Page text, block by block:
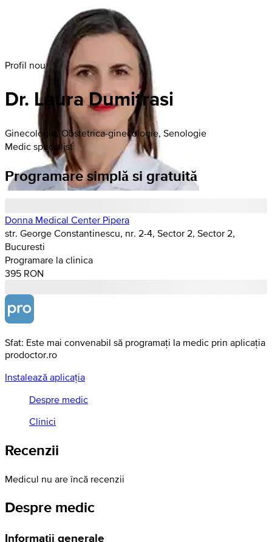
Profil nou
Dr. Laura Dumitrasi
Ginecologie, Obstetrica-ginecologie, Senologie
Medic specialist
Programare simplă si gratuită
Donna Medical Center Pipera
str. George Constantinescu, nr. 2-4, Sector 2, Sector 2,
Bucuresti
Programare la clinica
395 RON
Sfat: Este mai convenabil să programați la medic prin aplicația
prodoctor.ro
Instalează aplicația
Despre medic
Clinici
Recenzii
Medicul nu are încă recenzii
Despre medic
Informații generale